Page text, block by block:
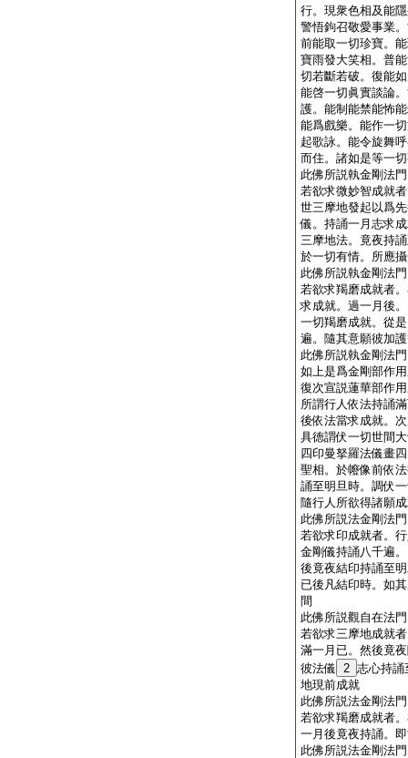
行。現衆色相及能
警悟鉤召敬愛事業
前能取一切珍寶。
寶雨發大笑相。普
切若斷若破。復能
能啓一切眞實談論
護。能制能禁能怖
能爲戲樂。能作一
起歌詠。能令旋舞
而住。諸如是等一
此佛所説執金剛法門
若欲求微妙智成就
世三摩地發起以爲
儀。持誦一月志求
三摩地法。竟夜持
於一切有情。所應
此佛所説執金剛法門
若欲求羯磨成就者
求成就。過一月後
一切羯磨成就。從
遍。隨其意願彼加
此佛所説執金剛法門
如上是爲金剛部作
復次宣説蓮華部作
所謂行人依法持誦
後依法當求成就。
具徳謂伏一切世間
四印曼拏羅法儀畫
聖相。於㡧像前依
誦至明旦時。調伏
隨行人所欲得諸願
此佛所説法金剛法門
若欲求印成就者。
金剛儀持誦八千遍
後竟夜結印持誦至
已後凡結印時。如
間
此佛所説觀自在法門
若欲求三摩地成就
滿一月已。然後竟
彼法儀 2 志心持誦
地現前成就
此佛所説法金剛法門
若欲求羯磨成就者
一月後竟夜持誦。
此佛所説法金剛法門